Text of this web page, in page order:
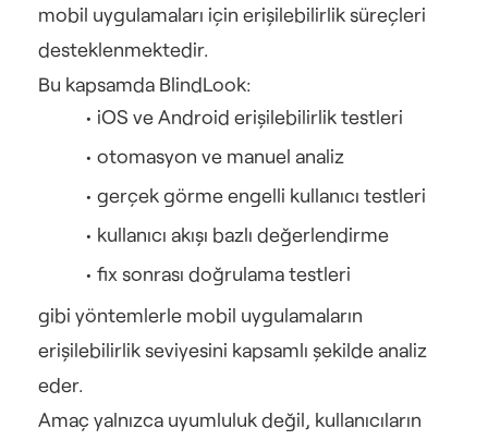
mobil uygulamaları için erişilebilirlik süreçleri
desteklenmektedir.
Bu kapsamda BlindLook:
iOS ve Android erişilebilirlik testleri
otomasyon ve manuel analiz
gerçek görme engelli kullanıcı testleri
kullanıcı akışı bazlı değerlendirme
fix sonrası doğrulama testleri
gibi yöntemlerle mobil uygulamaların
erişilebilirlik seviyesini kapsamlı şekilde analiz
eder.
Amaç yalnızca uyumluluk değil, kullanıcıların